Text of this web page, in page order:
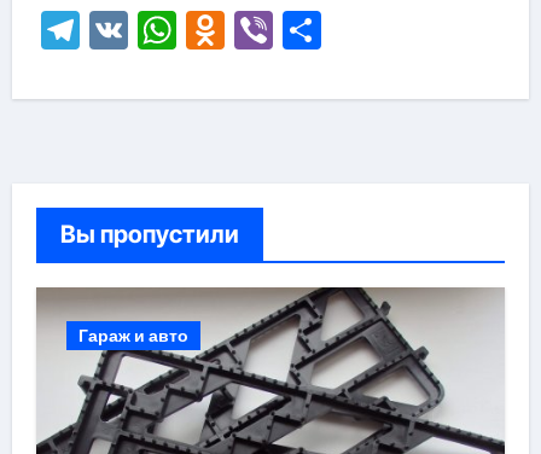
Telegram
VKWhatsApp
Odnoklassniki
ViberОтправить
Вы пропустили
Гараж и авто